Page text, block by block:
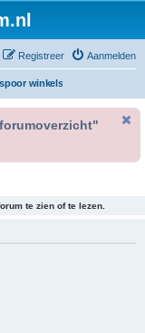
Aanmelden
Registreer
winkels
te zien of te lezen.